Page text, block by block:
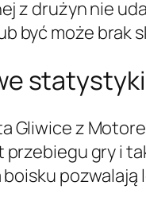
z drużyn nie
być może
statystyki
Gliwice z
gry i